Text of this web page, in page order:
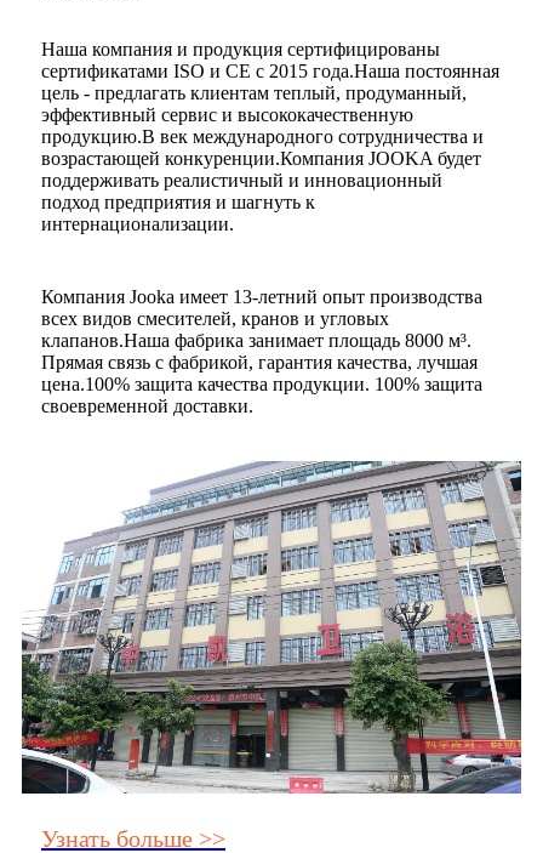
Наша компания и продукция сертифицированы
сертификатами ISO и CE с 2015 года.Наша постоянная
цель - предлагать клиентам теплый, продуманный,
эффективный сервис и высококачественную
продукцию.В век международного сотрудничества и
возрастающей конкуренции.Компания JOOKA будет
поддерживать реалистичный и инновационный
подход предприятия и шагнуть к
интернационализации.
Компания Jooka имеет 13-летний опыт производства
всех видов смесителей, кранов и угловых
клапанов.Наша фабрика занимает площадь 8000 м³.
Прямая связь с фабрикой, гарантия качества, лучшая
цена.100% защита качества продукции. 100% защита
своевременной доставки.
Узнать больше >>